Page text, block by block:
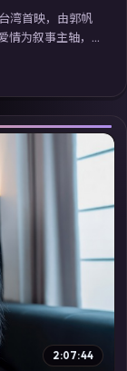
湾首映，由郭帆
为叙事主轴，
与配乐强化地域
线看」延展检
2:07:44